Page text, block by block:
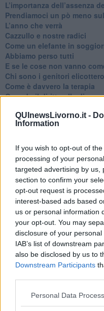
QUInewsLivorno.it -
Information
If you wish to opt-out of
processing of your
targeted advertising by us,
section to confirm your
opt-out request is
interest-based ads based
us or personal information
your opt-out. You may
disclosure of your
IAB’s list of downstream
also be disclosed by us to
Downstream Participants
Personal Data
​L’importanza dell’assenza
​Prendiamoci un pò meno
​L’anno che verrà
​Cazzullo e nostre radici
​Come un elefante in
​Abbiamo perso tutti
E se le cose non vanno
​Chi sono i genitori elicottero
Come è davvero la terapia
Quando il diritto alla
​Il diritto ad essere
​Il pensiero dicotomico e la
​La Clownterapia
​Differenze tra persone
L’invisibile fatica mentale
Vacanze a km zero
​Buone Vacan(si)e!
​Il lato positivo delle cose
​Storie antiche di tempi
​Quello che alle mamme
Adultescenza
Homo imbecillis
​4 anni di Blog
Quando il silenzio è
​Il passato, questo
​Clima ballerino e sbalzi
​L’uomo o l’orso?
Non hanno un amico a